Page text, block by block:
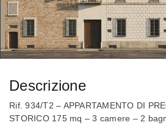
Descrizione
Rif. 934/T2 – APPARTAMENTO DI
STORICO 175 mq – 3 camere – 2